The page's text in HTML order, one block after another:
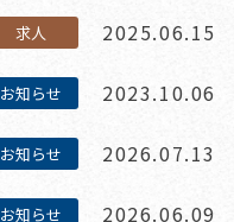
求人 2025.06.15
お知らせ 2023.10.06
お知らせ 2026.07.13
お知らせ 2026.06.09